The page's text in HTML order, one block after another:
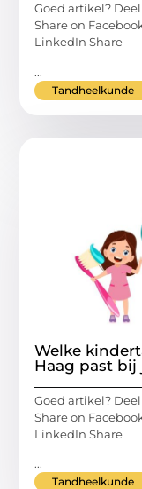
Goed artikel?
Share on
LinkedIn Share
...
Tandheelkunde
Welke
Haag past
Goed artikel?
Share on
LinkedIn Share
...
Tandheelkunde